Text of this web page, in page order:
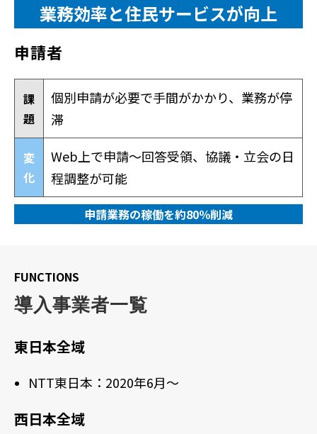
業務効率と住民サービスが向上
申請者
課
題
個別申請が必要で手間がかかり、業務が停
滞
変
化
Web上で申請〜回答受領、協議・立会の日
程調整が可能
申請業務の稼働を約80％削減
FUNCTIONS
導入事業者一覧
東日本全域
NTT東日本：2020年6月～
西日本全域